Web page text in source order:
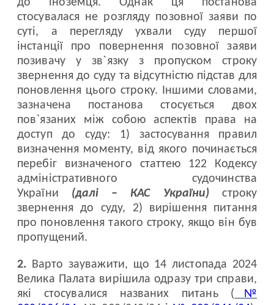
до іноземця. Однак ця постанова
стосувалася не розгляду позовної заяви по
суті, а перегляду ухвали суду першої
інстанції про повернення позовної заяви
позивачу у зв`язку з пропуском строку
звернення до суду та відсутністю підстав для
поновлення цього строку. Іншими словами,
зазначена постанова стосується двох
пов`язаних між собою аспектів права на
доступ до суду: 1) застосування правил
визначення моменту, від якого починається
перебіг визначеного статтею 122 Кодексу
адміністративного судочинства
України (далі – КАС України) строку
звернення до суду, 2) вирішення питання
про поновлення такого строку, якщо він був
пропущений.
2. Варто зауважити, що 14 листопада 2024
Велика Палата вирішила одразу три справи,
які стосувалися названих питань ( №